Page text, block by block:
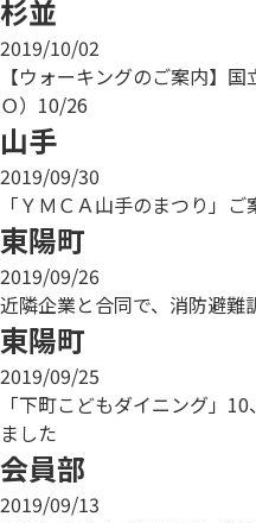
杉並
2019/10/02
【ウォーキングのご案内】
Ｏ）10/26
山手
2019/09/30
「ＹＭＣＡ山手のまつり」ご
東陽町
2019/09/26
近隣企業と合同で、消防避難
東陽町
2019/09/25
「下町こどもダイニング」
ました
会員部
2019/09/13